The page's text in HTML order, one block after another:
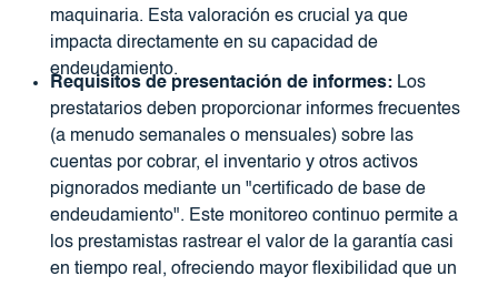
maquinaria. Esta valoración es crucial ya que
impacta directamente en su capacidad de
endeudamiento.
Requisitos de presentación de informes:Los
prestatarios deben proporcionar informes frecuentes
(a menudo semanales o mensuales) sobre las
cuentas por cobrar, el inventario y otros activos
pignorados mediante un "certificado de base de
endeudamiento". Este monitoreo continuo permite a
los prestamistas rastrear el valor de la garantía casi
en tiempo real, ofreciendo mayor flexibilidad que un